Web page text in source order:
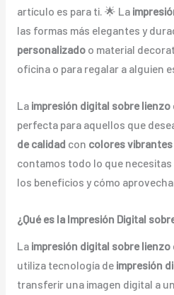
artículo es para ti. 🌟 La
las formas más elegantes y
personalizadoo material
oficina o para regalar a alguien
La impresión digital sobre lienzo
perfecta para aquellos que
de calidad con colores vibrantes
contamos todo lo que
los beneficios y cómo
¿Qué es la Impresión Digital
La impresión digital sobre lienzo
utiliza tecnología de impresión
transferir una imagen digital a